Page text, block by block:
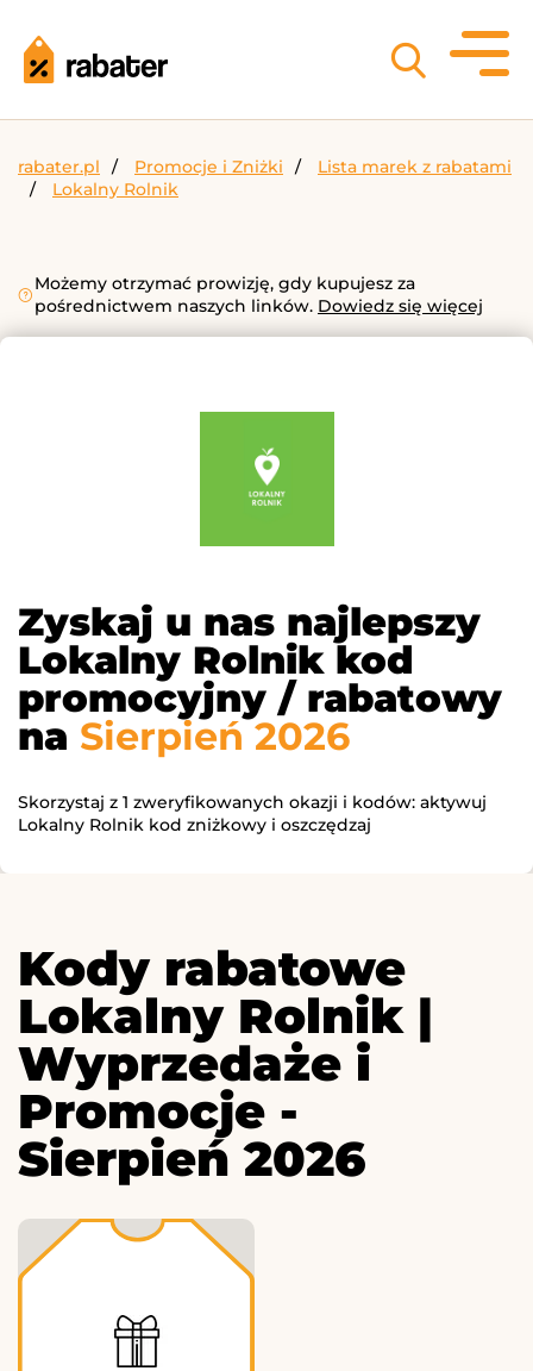
rabater.pl Promocje i Zniżki
Lista marek z rabatami
Lokalny Rolnik
Możemy otrzymać prowizję, gdy kupujesz za
pośrednictwem naszych linków. Dowiedz się więcej
Zyskaj u nas najlepszy
Lokalny Rolnik kod
promocyjny / rabatowy
na Sierpień 2026
Skorzystaj z 1 zweryfikowanych okazji i kodów: aktywuj
Lokalny Rolnik kod zniżkowy i oszczędzaj
Kody rabatowe
Lokalny Rolnik |
Wyprzedaże i
Promocje -
Sierpień 2026